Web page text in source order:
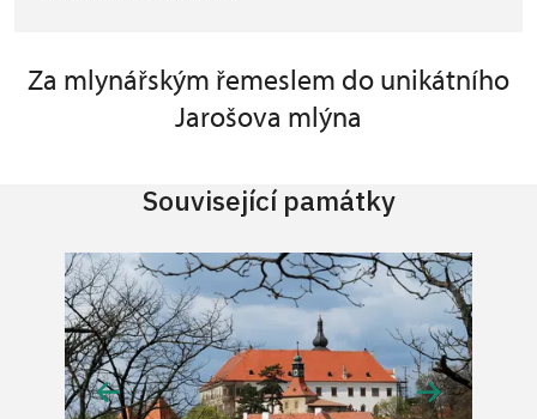
Za mlynářským řemeslem do unikátního
Jarošova mlýna
Související památky